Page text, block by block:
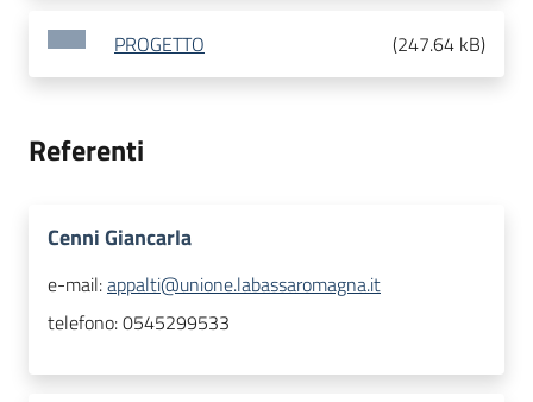
PROGETTO (247.64 kB)
Referenti
Cenni Giancarla
e-mail:appalti@unione.labassaromagna.it
telefono:0545299533